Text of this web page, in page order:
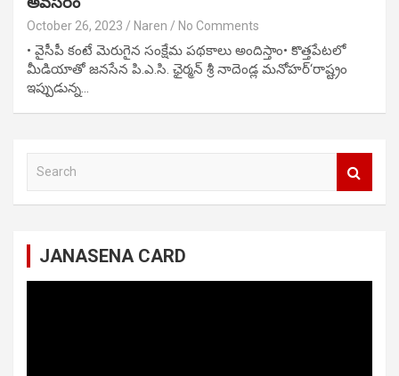
October 26, 2023 Naren No Comments
• వైసీపీ కంటే మెరుగైన సంక్షేమ పథకాలు అందిస్తాం• కొత్తపేటలో
మీడియాతో జనసేన పి.ఎ.సి. ఛైర్మన్ శ్రీ నాదెండ్ల మనోహర్‘రాష్ట్రం
ఇప్పుడున్న…
JANASENA CARD